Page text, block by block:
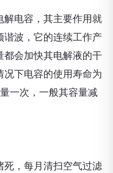
电容，其主要作用就
波，它的连续工作产
会加快其电解液的干
下电容的使用寿命为
一次，一般其容量减
，每月清扫空气过滤